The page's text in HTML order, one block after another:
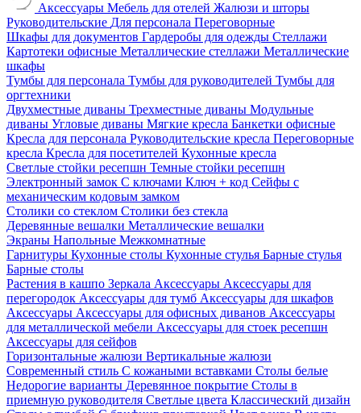
Аксессуары Мебель для отелей Жалюзи и шторы
Руководительские Для персонала Переговорные
Шкафы для документов Гардеробы для одежды Стеллажи
Картотеки офисные Металлические стеллажи Металлические
шкафы
Тумбы для персонала Тумбы для руководителей Тумбы для
оргтехники
Двухместные диваны Трехместные диваны Модульные
диваны Угловые диваны Мягкие кресла Банкетки офисные
Кресла для персонала Руководительские кресла Переговорные
кресла Кресла для посетителей Кухонные кресла
Светлые стойки ресепшн Темные стойки ресепшн
Электронный замок С ключами Ключ + код Сейфы с
механическим кодовым замком
Столики со стеклом Столики без стекла
Деревянные вешалки Металлические вешалки
Экраны Напольные Межкомнатные
Гарнитуры Кухонные столы Кухонные стулья Барные стулья
Барные столы
Растения в кашпо Зеркала Аксессуары Аксессуары для
перегородок Аксессуары для тумб Аксессуары для шкафов
Аксессуары Аксессуары для офисных диванов Аксессуары
для металлической мебели Аксессуары для стоек ресепшн
Аксессуары для сейфов
Горизонтальные жалюзи Вертикальные жалюзи
Современный стиль С кожаными вставками Столы белые
Недорогие варианты Деревянное покрытие Столы в
приемную руководителя Светлые цвета Классический дизайн